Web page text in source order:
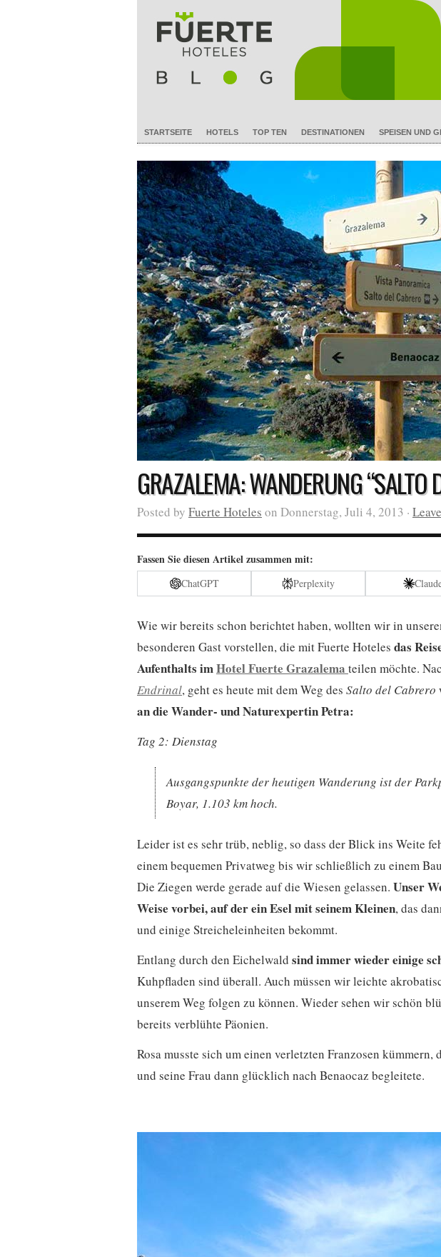
STARTSEITE HOTELS TOP TEN DESTINATIONEN SPEISEN UND
GRAZALEMA: WANDERUNG “SALTO
Posted by Fuerte Hoteles on Donnerstag, Juli 4, 2013 ·
Fassen Sie diesen Artikel zusammen mit:
ChatGPT Perplexity
Wie wir bereits schon berichtet haben, wollten wir in
besonderen Gast vorstellen, die mit Fuerte Hoteles das
Aufenthalts imHotel Fuerte Grazalema teilen möchte.
Endrinal, geht es heute mit dem Weg des Salto del Cabrero
an die Wander- und Naturexpertin Petra:
Tag 2: Dienstag
Ausgangspunkte der heutigen Wanderung ist der
Boyar, 1.103 km hoch.
Leider ist es sehr trüb, neblig, so dass der Blick ins Weite
einem bequemen Privatweg bis wir schließlich zu einem
Die Ziegen werde gerade auf die Wiesen gelassen. Unser
Weise vorbei, auf der ein Esel mit seinem Kleinen, das
und einige Streicheleinheiten bekommt.
Entlang durch den Eichelwald sind immer wieder einige
Kuhpfladen sind überall. Auch müssen wir leichte
unserem Weg folgen zu können. Wieder sehen wir schön
bereits verblühte Päonien.
Rosa musste sich um einen verletzten Franzosen kümmern,
und seine Frau dann glücklich nach Benaocaz begleitete.